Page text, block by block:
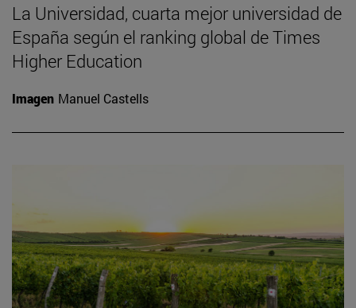
La Universidad, cuarta mejor universidad de
España según el ranking global de Times
Higher Education
Imagen Manuel Castells